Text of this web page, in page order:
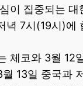
이 집중되는 대
녁 7시(19시)에
체코와 3월 12
13일 중국과